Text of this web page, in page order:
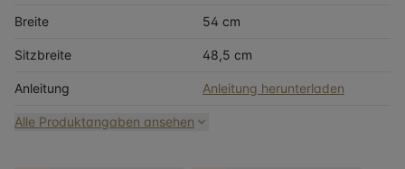
Breite 54 cm
Sitzbreite 48,5 cm
Anleitung Anleitung herunterladen
Alle Produktangaben ansehen